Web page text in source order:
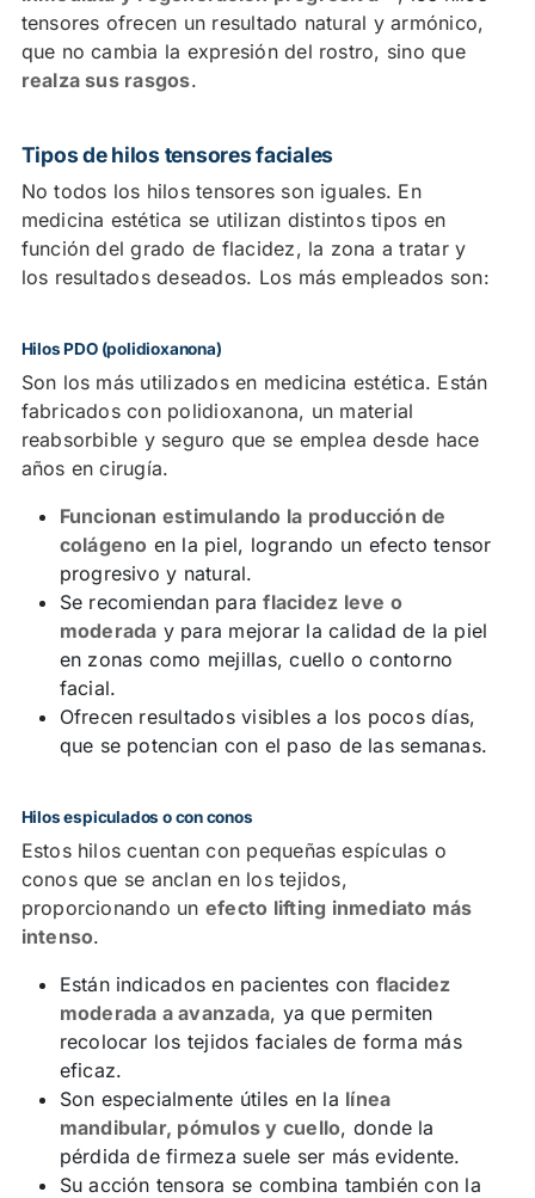
tensores ofrecen un resultado natural y armónico,
que no cambia la expresión del rostro, sino que
realza sus rasgos.
Tipos de hilos tensores faciales
No todos los hilos tensores son iguales. En
medicina estética se utilizan distintos tipos en
función del grado de flacidez, la zona a tratar y
los resultados deseados. Los más empleados son:
Hilos PDO (polidioxanona)
Son los más utilizados en medicina estética. Están
fabricados con polidioxanona, un material
reabsorbible y seguro que se emplea desde hace
años en cirugía.
Funcionan estimulando la producción de
colágeno en la piel, logrando un efecto tensor
progresivo y natural.
Se recomiendan paraflacidez leve o
moderada y para mejorar la calidad de la piel
en zonas como mejillas, cuello o contorno
facial.
Ofrecen resultados visibles a los pocos días,
que se potencian con el paso de las semanas.
Hilos espiculados o con conos
Estos hilos cuentan con pequeñas espículas o
conos que se anclan en los tejidos,
proporcionando un efecto lifting inmediato más
intenso.
Están indicados en pacientes con flacidez
moderada a avanzada, ya que permiten
recolocar los tejidos faciales de forma más
eficaz.
Son especialmente útiles en la línea
mandibular, pómulos y cuello, donde la
pérdida de firmeza suele ser más evidente.
Su acción tensora se combina también con la